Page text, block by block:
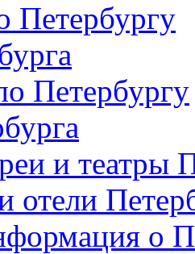
Петербургу
Петербургу
и театры
отели
о